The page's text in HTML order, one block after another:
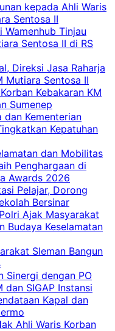
kepada Ahli Waris
Sentosa II
Wamenhub Tinjau
Sentosa II di RS
Direksi Jasa Raharja
Mutiara Sentosa II
Kebakaran KM
Sumenep
dan Kementerian
Kepatuhan
dan Mobilitas
Penghargaan di
Awards 2026
Pelajar, Dorong
Bersinar
Ajak Masyarakat
Budaya Keselamatan
Sleman Bangun
Sinergi dengan PO
SIGAP Instansi
Kapal dan
Ahli Waris Korban